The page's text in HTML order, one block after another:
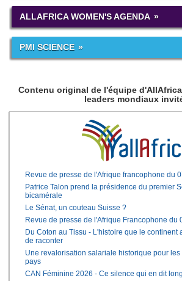
ALLAFRICA WOMEN'S AGENDA
PMI SCIENCE
Contenu original de l'équipe
leaders mondiaux
Revue de presse de l'Afrique francophone du
Patrice Talon prend la présidence du premier
bicamérale
Le Sénat, un couteau Suisse ?
Revue de presse de l'Afrique Francophone du
Du Coton au Tissu - L'histoire que le continent
de raconter
Une revalorisation salariale historique pour les
pays
CAN Féminine 2026 - Ce silence qui en dit long